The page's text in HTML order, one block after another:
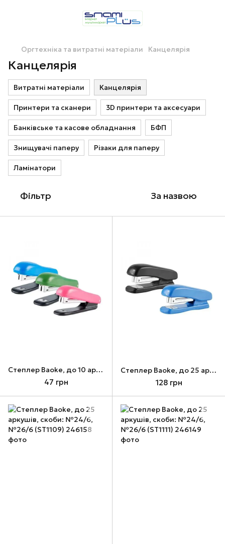
Оргтехніка та витратні матеріали Канцелярія
Канцелярія
Витратні матеріали Канцелярія
Принтери та сканери 3D принтери та аксесуари
Банківське та касове обладнання БФП
Знищувачі паперу Різаки для паперу
Ламінатори
Фільтр За назвою
Cтеплер Baoke, до 10 аркушів, скоби: №10 (ST1122)
47 грн
Cтеплер Baoke, до 25 аркушів, скоби: №24/6, №26/6 (ST1108)
128 грн